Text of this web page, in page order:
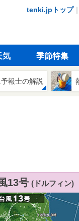
tenki.jpトップ｜
気 季節特集
報士の解説
13号 (ドルフィン)